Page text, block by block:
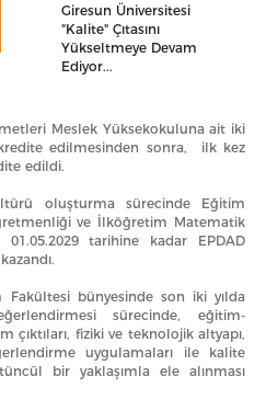
Giresun Üniversitesi
"Kalite" Çıtasını
Yükseltmeye Devam
Ediyor...
Meslek Yüksekokuluna ait iki
edilmesinden sonra, ilk kez
edildi.
oluşturma sürecinde Eğitim
ve İlköğretim Matematik
tarihine kadar EPDAD
Fakültesi bünyesinde son iki yılda
sürecinde, eğitim-
çıktıları, fiziki ve teknolojik altyapı,
uygulamaları ile kalite
bir yaklaşımla ele alınması